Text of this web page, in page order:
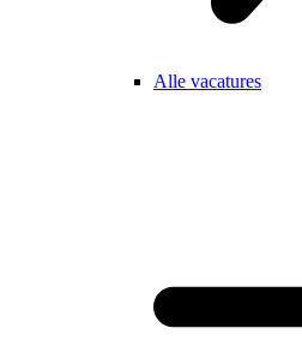
Alle vacatures